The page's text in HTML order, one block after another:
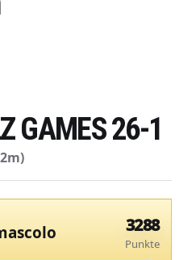
GAMES 26-1
3288
Punkte